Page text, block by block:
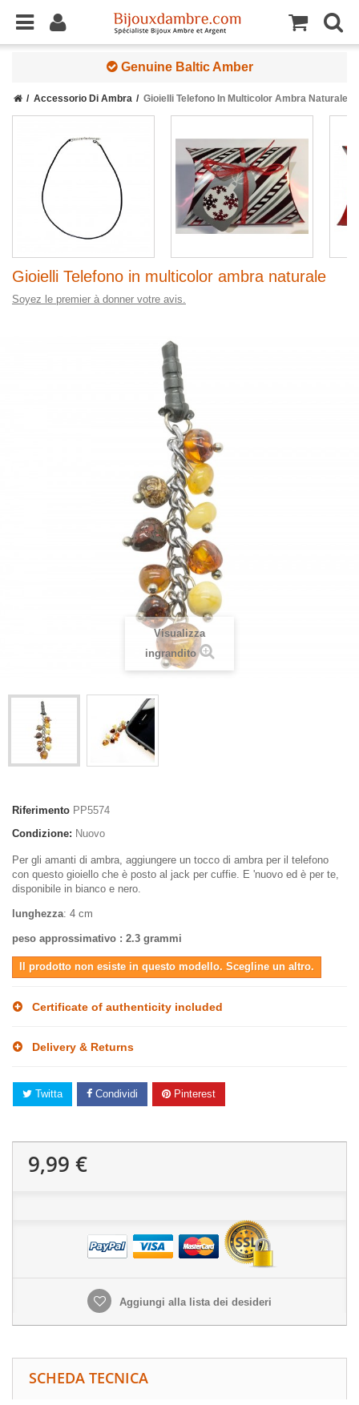
Genuine Baltic Amber
Accessorio Di Ambra Gioielli Telefono In Multicolor Ambra Naturale
Gioielli Telefono in multicolor ambra naturale
Soyez le premier à donner votre avis.
Visualizza
ingrandito
Riferimento PP5574
Condizione: Nuovo
Per gli amanti di ambra, aggiungere un tocco di ambra per il telefono
con questo gioiello che è posto al jack per cuffie. E 'nuovo ed è per te,
disponibile in bianco e nero.
lunghezza: 4 cm
peso approssimativo : 2.3 grammi
Il prodotto non esiste in questo modello. Scegline un altro.
Certificate of authenticity included
Delivery & Returns
Twitta Condividi Pinterest
9,99 €
Aggiungi alla lista dei desideri
SCHEDA TECNICA